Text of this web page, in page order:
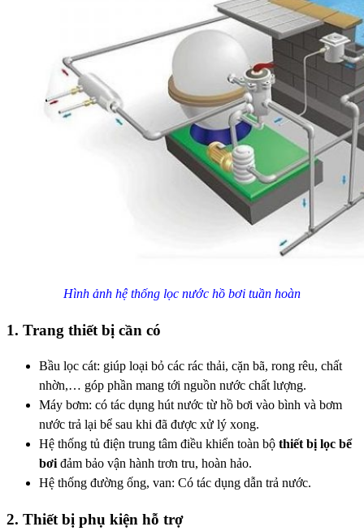
Hình ảnh hệ thống lọc nước hồ bơi tuần hoàn
1. Trang thiết bị cần có
Bầu lọc cát: giúp loại bỏ các rác thải, cặn bã, rong rêu, chất
nhờn,… góp phần mang tới nguồn nước chất lượng.
Máy bơm: có tác dụng hút nước từ hồ bơi vào bình và bơm
nước trả lại bể sau khi đã được xử lý xong.
Hệ thống tủ điện trung tâm điều khiển toàn bộ thiết bị lọc bể
bơi đảm bảo vận hành trơn tru, hoàn hảo.
Hệ thống đường ống, van: Có tác dụng dẫn trả nước.
2. Thiết bị phụ kiện hỗ trợ